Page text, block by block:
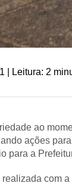
| Leitura: 2
ao
ações
para a
realizada com